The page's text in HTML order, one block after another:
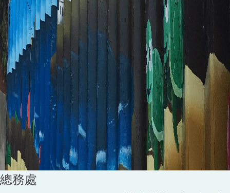
總務處